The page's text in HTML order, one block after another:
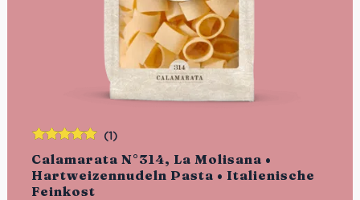
Calamarata N°314, La Molisana •
Hartweizennudeln Pasta • Italienische
Feinkost
(1)
Bewertet
mit5.00von
5